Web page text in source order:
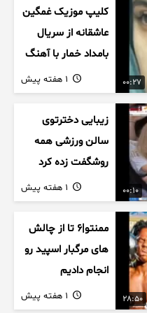
00:27
کلیپ موزیک غمگین
عاشقانه از سریال
بامداد خمار با آهنگ
احسان خواجه امیری
00:10
زیبایی دخترتوی
سالن ورزشی همه
روشگفت زده کرد
28:50
ممنتو|۶ تا از چالش
های مرگبار اسپید رو
انجام دادیم